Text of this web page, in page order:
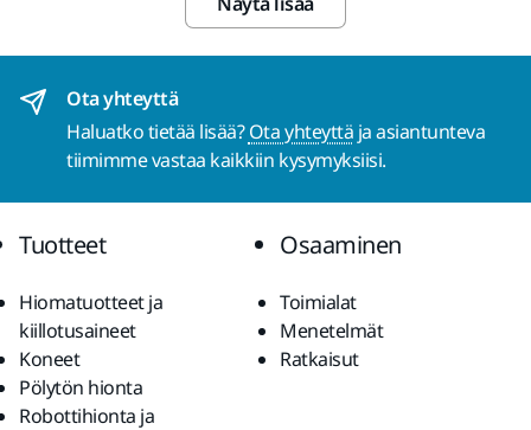
Ota yhteyttä
Haluatko tietää lisää?Ota yhteyttä ja asiantunteva
tiimimme vastaa kaikkiin kysymyksiisi.
Tuotteet
Hiomatuotteet ja
kiillotusaineet
Koneet
Pölytön hionta
Robottihionta ja
Osaaminen
Toimialat
Menetelmät
Ratkaisut